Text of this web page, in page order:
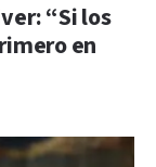
“Si los
en